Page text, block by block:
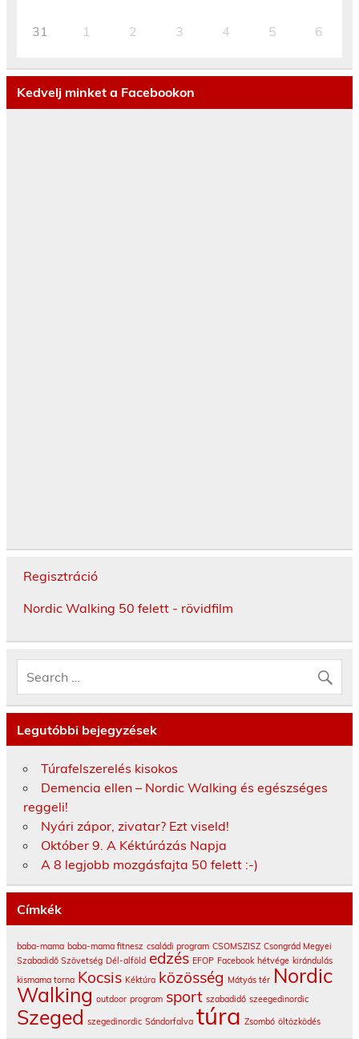
31 1 2 3 4 5 6
Kedvelj minket a Facebookon
Regisztráció
Nordic Walking 50 felett - rövidfilm
Legutóbbi bejegyzések
Túrafelszerelés kisokos
Demencia ellen – Nordic Walking és egészséges
reggeli!
Nyári zápor, zivatar? Ezt viseld!
Október 9. A Kéktúrázás Napja
A 8 legjobb mozgásfajta 50 felett :-)
Címkék
baba-mama baba-mama fitnesz családi program CSOMSZISZ Csongrád Megyei
Szabadidő Szövetség Dél-alföld edzés EFOP Facebook hétvége kirándulás
kismama torna Kocsis Kéktúra közösség Mátyás tér Nordic
Walking outdoor program sport szabadidő szeegedinordic
Szeged szegedinordic Sándorfalva túra Zsombó öltözködés